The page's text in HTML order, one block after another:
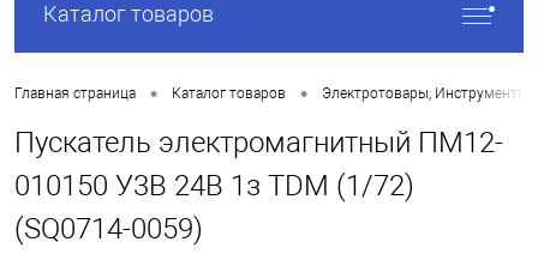
Каталог товаров
Главная страница • Каталог товаров • Электротовары, Инструменты
Пускатель электромагнитный ПМ12-
010150 У3В 24В 1з TDM (1/72)
(SQ0714-0059)